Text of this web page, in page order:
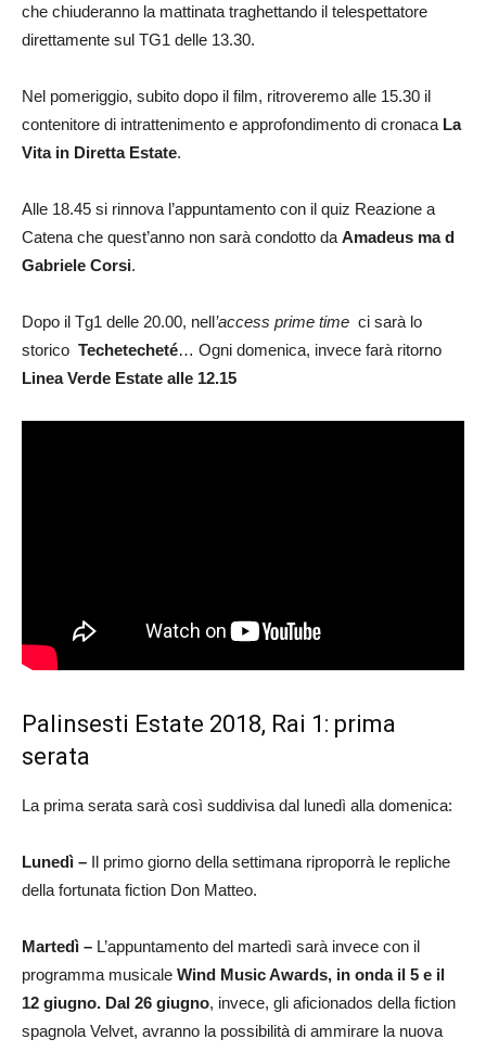
che chiuderanno la mattinata traghettando il telespettatore
direttamente sul TG1 delle 13.30.
Nel pomeriggio, subito dopo il film, ritroveremo alle 15.30 il
contenitore di intrattenimento e approfondimento di cronaca La
Vita in Diretta Estate.
Alle 18.45 si rinnova l’appuntamento con il quiz Reazione a
Catena che quest’anno non sarà condotto da Amadeus ma d
Gabriele Corsi.
Dopo il Tg1 delle 20.00, nell’access prime time ci sarà lo
storico Techetecheté… Ogni domenica, invece farà ritorno
Linea Verde Estate alle 12.15
Palinsesti Estate 2018, Rai 1: prima
serata
La prima serata sarà così suddivisa dal lunedì alla domenica:
Lunedì – Il primo giorno della settimana riproporrà le repliche
della fortunata fiction Don Matteo.
Martedì – L’appuntamento del martedì sarà invece con il
programma musicale Wind Music Awards, in onda il 5 e il
12 giugno. Dal 26 giugno, invece, gli aficionados della fiction
spagnola Velvet, avranno la possibilità di ammirare la nuova